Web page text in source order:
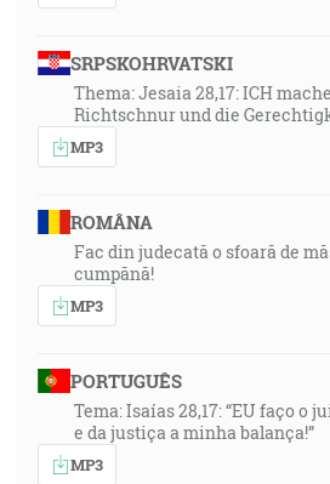
SRPSKOHRVATSKI
Thema: Jesaia 28,17: ICH
Richtschnur und die
MP3
ROMÂNA
Fac din judecată o sfoară de
cumpănă!
MP3
PORTUGUÊS
Tema: Isaías 28,17: “EU faço o
e da justiça a minha balança!”
MP3